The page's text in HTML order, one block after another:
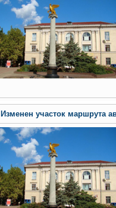
Изменен участок маршрута